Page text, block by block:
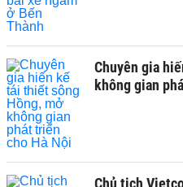
Chuyên gia
không gian
Chủ tịch